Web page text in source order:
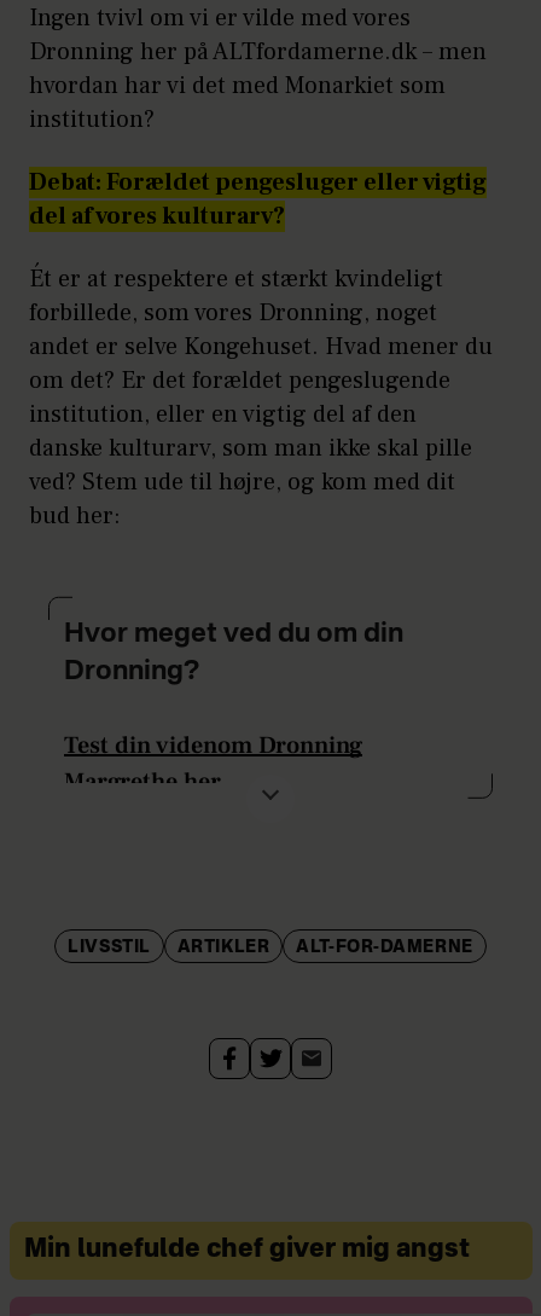
Ingen tvivl om vi er vilde med vores
Dronning her på ALTfordamerne.dk – men
hvordan har vi det med Monarkiet som
institution?
Debat: Forældet pengesluger eller vigtig
del af vores kulturarv?
Ét er at respektere et stærkt kvindeligt
forbillede, som vores Dronning, noget
andet er selve Kongehuset. Hvad mener du
om det? Er det forældet pengeslugende
institution, eller en vigtig del af den
danske kulturarv, som man ikke skal pille
ved? Stem ude til højre, og kom med dit
bud her:
Hvor meget ved du om din
Dronning?
Test din videnom Dronning
Margrethe her
LIVSSTIL ARTIKLER ALT-FOR-DAMERNE
Min lunefulde chef giver mig angst